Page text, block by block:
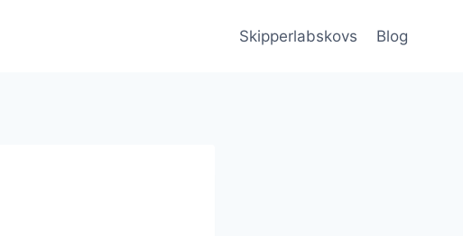
Skipperlabskovs Blog